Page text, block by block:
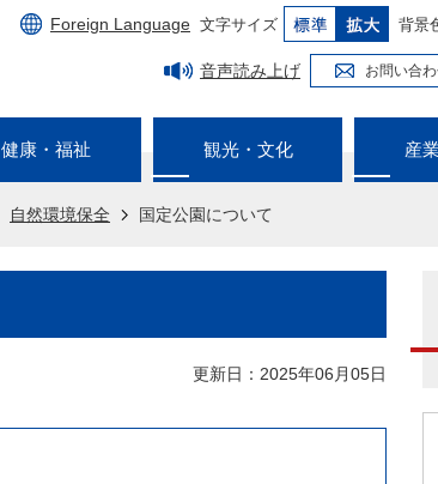
Foreign Language 文字サイズ 背景
音声読み上げ お問い合
健康・福祉 観光・文化 産
自然環境保全 国定公園について
更新日：2025年06月05日